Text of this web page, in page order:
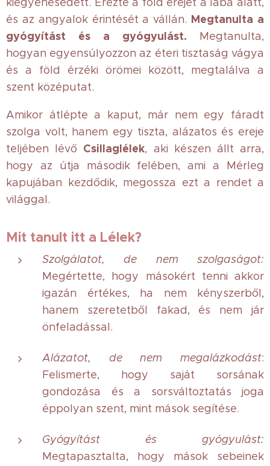
és az angyalok érintését a vállán. Megtanulta a
gyógyítást és a gyógyulást. Megtanulta,
hogyan egyensúlyozzon az éteri tisztaság vágya
és a föld érzéki örömei között, megtalálva a
szent középutat.
Amikor átlépte a kaput, már nem egy fáradt
szolga volt, hanem egy tiszta, alázatos és ereje
teljében lévő Csillaglélek, aki készen állt arra,
hogy az útja második felében, ami a Mérleg
kapujában kezdődik, megossza ezt a rendet a
világgal.
Mit tanult itt a Lélek?
Szolgálatot, de nem szolgaságot:
Megértette, hogy másokért tenni akkor
igazán értékes, ha nem kényszerből,
hanem szeretetből fakad, és nem jár
önfeladással.
Alázatot, de nem megalázkodást:
Felismerte, hogy saját sorsának
gondozása és a sorsváltoztatás joga
éppolyan szent, mint mások segítése.
Gyógyítást és gyógyulást:
Megtapasztalta, hogy mások sebeinek